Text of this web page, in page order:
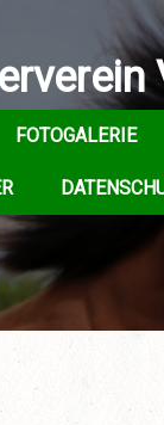
FOTOGALERIE